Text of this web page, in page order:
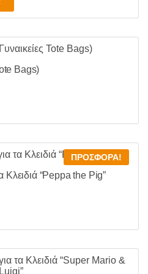
Bags)
ΠΡΟΣΦΟΡΆ!
Κλειδιά “Peppa the Pig”